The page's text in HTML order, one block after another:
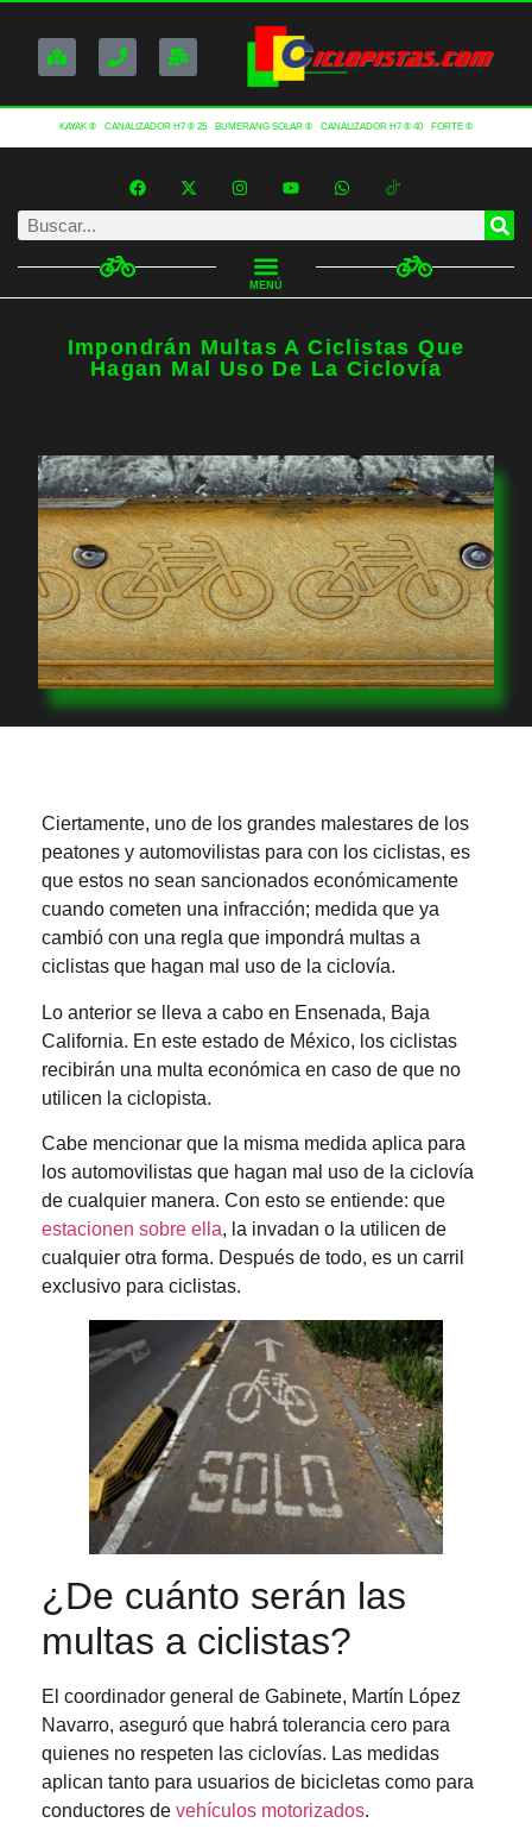
KAYAK ® CANALIZADOR H7 ® 25 BUMERANG SOLAR ® CANALIZADOR H7 ® 40 FORTE ®
MENÚ
Impondrán Multas A Ciclistas Que
Hagan Mal Uso De La Ciclovía
Ciertamente, uno de los grandes malestares de los
peatones y automovilistas para con los ciclistas, es
que estos no sean sancionados económicamente
cuando cometen una infracción; medida que ya
cambió con una regla que impondrá multas a
ciclistas que hagan mal uso de la ciclovía.
Lo anterior se lleva a cabo en Ensenada, Baja
California. En este estado de México, los ciclistas
recibirán una multa económica en caso de que no
utilicen la ciclopista.
Cabe mencionar que la misma medida aplica para
los automovilistas que hagan mal uso de la ciclovía
de cualquier manera. Con esto se entiende: que
estacionen sobre ella, la invadan o la utilicen de
cualquier otra forma. Después de todo, es un carril
exclusivo para ciclistas.
¿De cuánto serán las
multas a ciclistas?
El coordinador general de Gabinete, Martín López
Navarro, aseguró que habrá tolerancia cero para
quienes no respeten las ciclovías. Las medidas
aplican tanto para usuarios de bicicletas como para
conductores de vehículos motorizados.